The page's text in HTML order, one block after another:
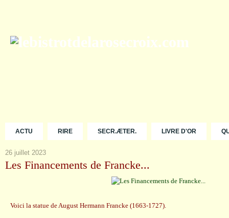
ACTU RIRE SECR.ÆTER. LIVRE D'OR
26 juillet 2023
Les Financements de Francke...
Voici la statue de August Hermann Francke (1663-1727).